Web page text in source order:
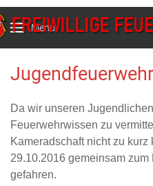
Menu
Da wir unseren
Feuerwehrwissen zu
Kameradschaft nicht zu kurz
29.10.2016 gemeinsam
gefahren.